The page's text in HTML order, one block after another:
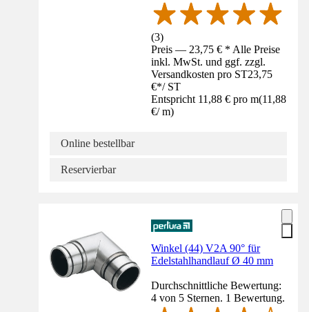
(3)
Preis — 23,75 € * Alle Preise
inkl. MwSt. und ggf. zzgl.
Versandkosten pro ST23,75
€*/ ST
Entspricht 11,88 € pro m(11,88
€/ m)
Online bestellbar
Reservierbar
Winkel (44) V2A 90° für
Edelstahlhandlauf Ø 40 mm
Durchschnittliche Bewertung:
4 von 5 Sternen. 1 Bewertung.